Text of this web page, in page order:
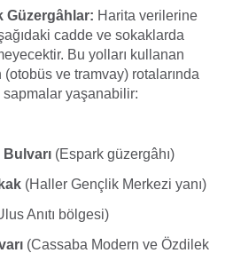
Güzergâhlar: Harita verilerine
cadde ve sokaklarda
Bu yolları kullanan
(otobüs ve tramvay) rotalarında
yaşanabilir:
(Espark güzergâhı)
(Haller Gençlik Merkezi yanı)
Anıtı bölgesi)
(Cassaba Modern ve Özdilek